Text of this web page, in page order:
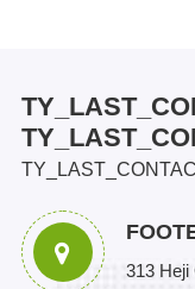
313 Heji